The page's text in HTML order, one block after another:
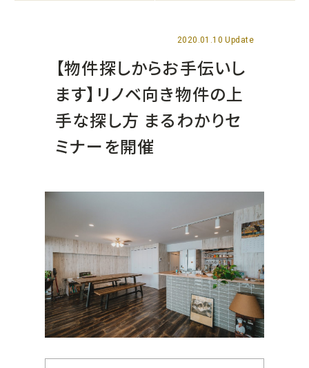
2020.01.10 Update
【物件探しからお手伝いし
ます】リノベ向き物件の上
手な探し方 まるわかりセ
ミナーを開催